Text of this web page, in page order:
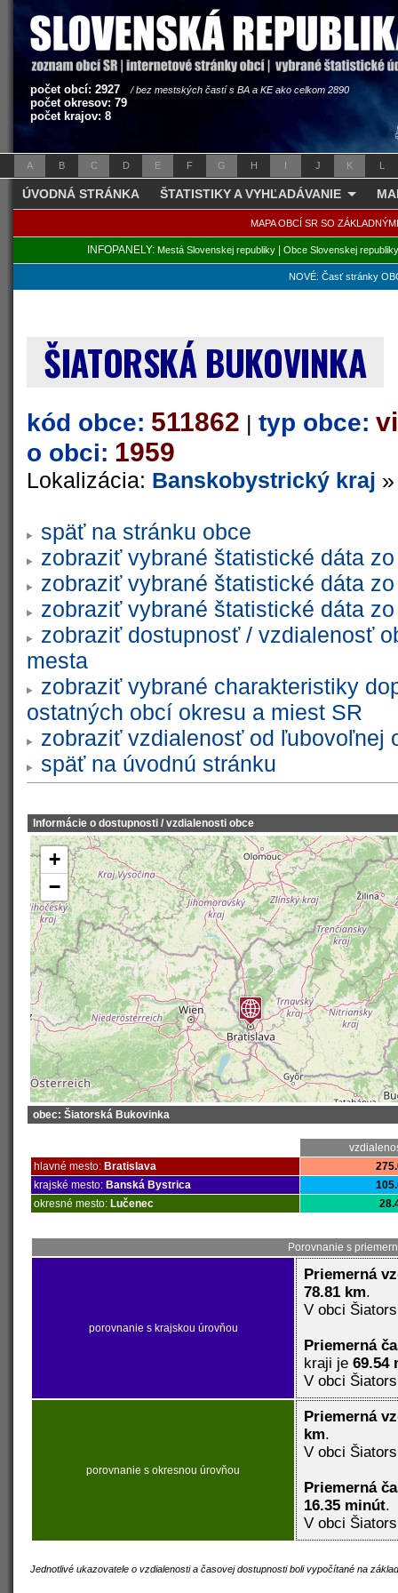
počet obcí: 2927 / bez mestských častí s BA a KE ako celkom 2890
počet okresov: 79
počet krajov: 8
A B C D E F G H I J K L
ÚVODNÁ STRÁNKA ŠTATISTIKY A VYHĽADÁVANIE
MAPA OBCÍ SR SO
INFOPANELY: Mestá Slovenskej republiky| Obce Slovenskej republiky
NOVÉ: Časť stránky
ŠIATORSKÁ BUKOVINKA
kód obce: 511862 | typ obce:
o obci: 1959
Lokalizácia: Banskobystrický kraj
späť na stránku obce
zobraziť vybrané štatistické dáta
zobraziť vybrané štatistické dáta
zobraziť vybrané štatistické dáta
zobraziť dostupnosť / vzdialenosť
mesta
zobraziť vybrané charakteristiky
ostatných obcí okresu a miest SR
zobraziť vzdialenosť od ľubovoľnej
späť na úvodnú stránku
Informácie o dostupnosti / vzdialenosti obce
+
−
obec: Šiatorská Bukovinka
hlavné mesto: Bratislava
krajské mesto: Banská Bystrica
okresné mesto: Lučenec
Porovnanie s
porovnanie s krajskou úrovňou
Priemerná
78.81 km.
V obci
Priemerná
kraji je 69.54
V obci
porovnanie s okresnou úrovňou
Priemerná
km.
V obci
Priemerná
16.35 minút.
V obci
Jednotlivé ukazovatele o vzdialenosti a časovej dostupnosti boli vypočítané na